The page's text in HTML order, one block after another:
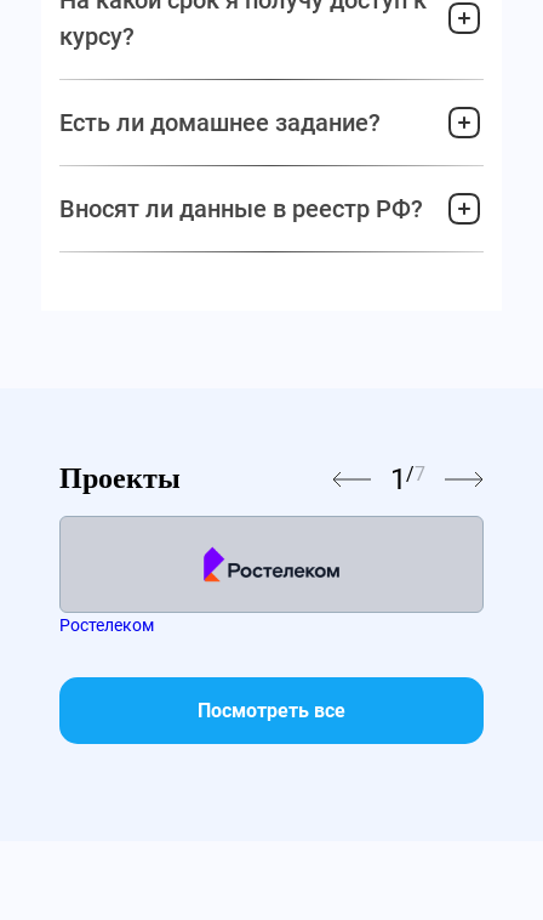
курсу?
Есть ли домашнее задание?
Вносят ли данные в реестр РФ?
Проекты 1 /7
Ростелеком
Посмотреть все